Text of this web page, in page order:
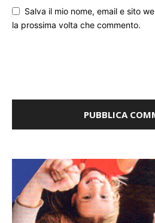
Salva il mio nome, email e sito
la prossima volta che commento.